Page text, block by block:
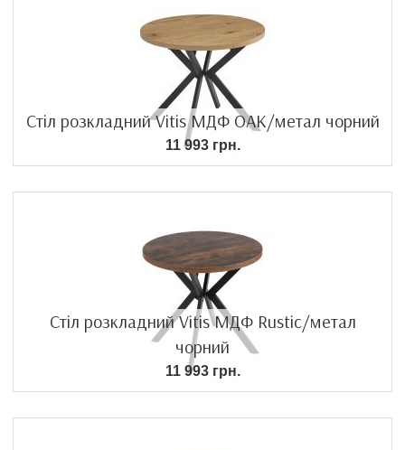
Стіл розкладний Vitis МДФ OAK/метал чорний
11 993 грн.
Стіл розкладний Vitis МДФ Rustic/метал
чорний
11 993 грн.